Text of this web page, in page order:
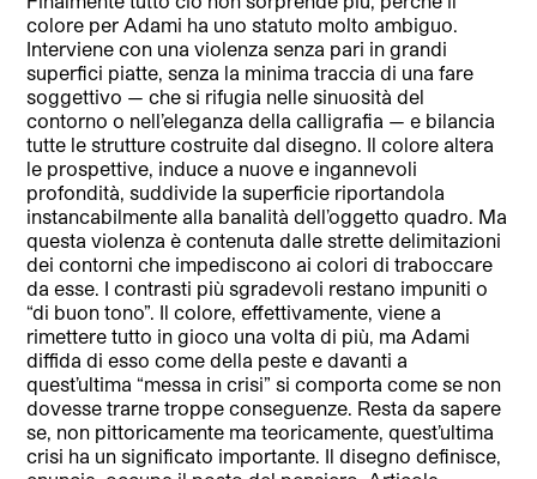
colore per Adami ha uno statuto molto ambiguo.
Interviene con una violenza senza pari in grandi
superfici piatte, senza la minima traccia di una fare
soggettivo — che si rifugia nelle sinuosità del
contorno o nell’eleganza della calligrafia — e bilancia
tutte le strutture costruite dal disegno. Il colore altera
le prospettive, induce a nuove e ingannevoli
profondità, suddivide la superficie riportandola
instancabilmente alla banalità dell’oggetto quadro. Ma
questa violenza è contenuta dalle strette delimitazioni
dei contorni che impediscono ai colori di traboccare
da esse. I contrasti più sgradevoli restano impuniti o
“di buon tono”. Il colore, effettivamente, viene a
rimettere tutto in gioco una volta di più, ma Adami
diffida di esso come della peste e davanti a
quest’ultima “messa in crisi” si comporta come se non
dovesse trarne troppe conseguenze. Resta da sapere
se, non pittoricamente ma teoricamente, quest’ultima
crisi ha un significato importante. Il disegno definisce,